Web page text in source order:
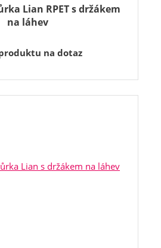
Lian RPET s držákem
na láhev
na dotaz